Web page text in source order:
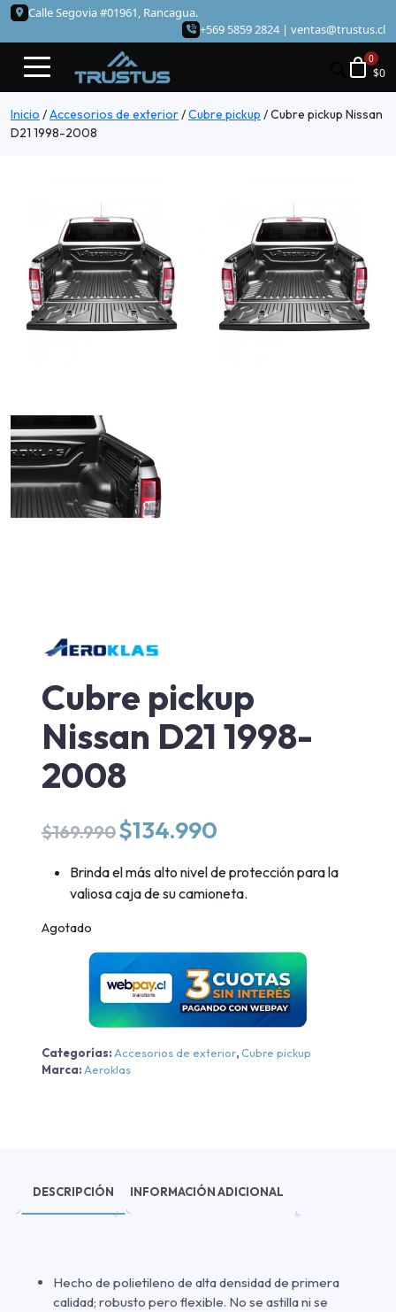
Calle Segovia #01961, Rancagua.
+569 5859 2824 | ventas@trustus.cl
$0
Inicio /Accesorios de exterior/Cubre pickup /Cubre pickup Nissan
D21 1998-2008
Cubre pickup
Nissan D21 1998-
2008
$169.990 El
precio
original
era:
$169.990.
$134.990
actual
es:
Brinda el más alto nivel de protección para la
valiosa caja de su camioneta.
Agotado
Categorías:Accesorios de exterior,Cubre pickup
Marca:Aeroklas
DESCRIPCIÓN INFORMACIÓN ADICIONAL
Hecho de polietileno de alta densidad de primera
calidad; robusto pero flexible. No se astilla ni se